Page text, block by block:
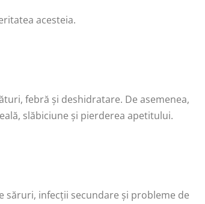
acesteia.
febră și deshidratare. De asemenea,
slăbiciune și pierderea apetitului.
infecții secundare și probleme de